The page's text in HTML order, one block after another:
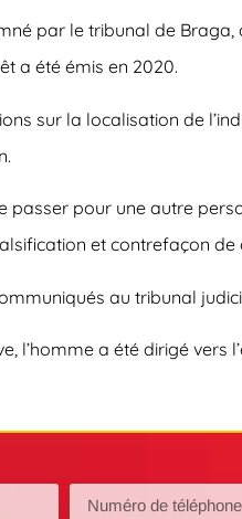
par le tribunal de
a été émis en 2020.
sur la localisation de
passer pour une autre
et contrefaçon
au tribunal
l’homme a été dirigé